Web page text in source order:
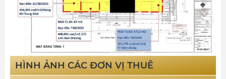
HÌNH ẢNH CÁC ĐƠN VỊ THUÊ